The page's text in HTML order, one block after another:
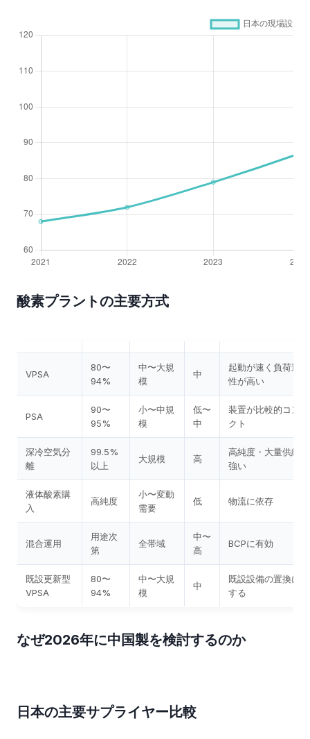
酸素プラントの主要方式
VPSA
80〜
94%
中〜大規
模
中
起動が速く負荷追従
性が高い
PSA
90〜
95%
小〜中規
模
低〜
中
装置が比較的コンパ
クト
深冷空気分
離
99.5%
以上
大規模 高
高純度・大量供給に
強い
液体酸素購
入
高純度
小〜変動
需要
低 物流に依存
混合運用
用途次
第
全帯域
中〜
高
BCPに有効
既設更新型
VPSA
80〜
94%
中〜大規
模
中
既設設備の置換に適
する
なぜ2026年に中国製を検討するのか
日本の主要サプライヤー比較